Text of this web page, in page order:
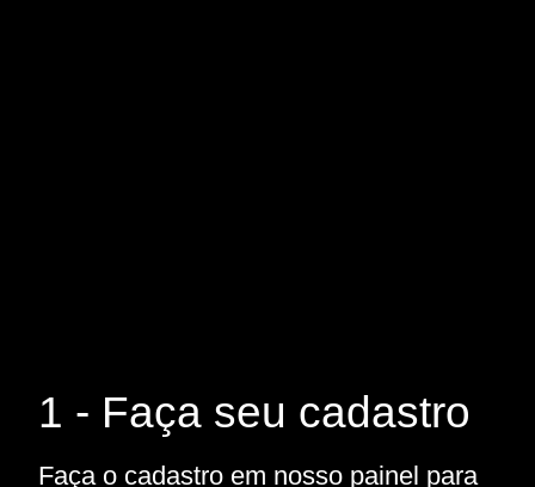
1 - Faça seu cadastro
Faça o cadastro em nosso painel para